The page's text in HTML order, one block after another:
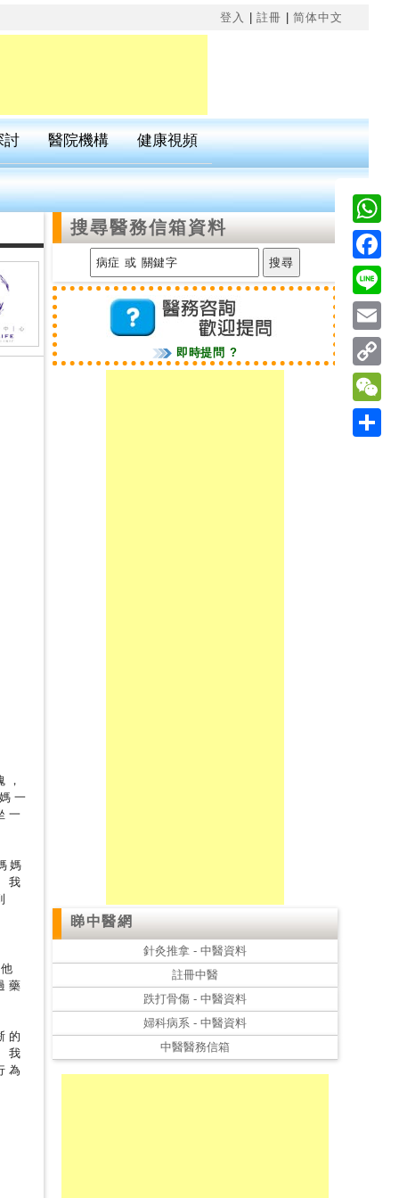
登入 |註冊 |简体中文
討 醫院機構 健康視頻
一
一
媽
我
藥
的
我
為
搜尋醫務信箱資料
即時提問 ?
睇中醫網
針灸推拿 - 中醫資料
註冊中醫
跌打骨傷 - 中醫資料
婦科病系 - 中醫資料
中醫醫務信箱
Line
Link